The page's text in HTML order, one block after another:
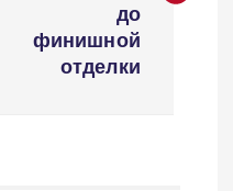
до
финишной
отделки